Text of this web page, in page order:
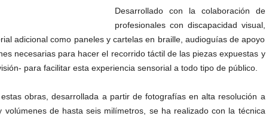
Desarrollado con la colaboración de
profesionales con discapacidad visual,
adicional como paneles y cartelas en braille, audioguías de apoyo
necesarias para hacer el recorrido táctil de las piezas expuestas y
para facilitar esta experiencia sensorial a todo tipo de público.
obras, desarrollada a partir de fotografías en alta resolución a
volúmenes de hasta seis milímetros, se ha realizado con la técnica